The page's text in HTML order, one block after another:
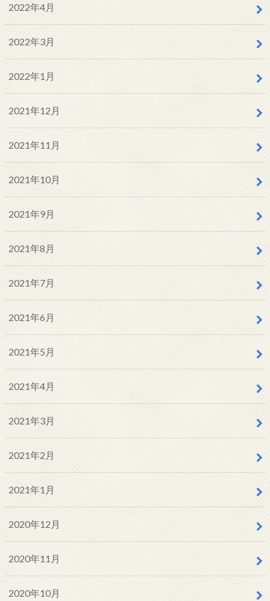
2022年4月
2022年3月
2022年1月
2021年12月
2021年11月
2021年10月
2021年9月
2021年8月
2021年7月
2021年6月
2021年5月
2021年4月
2021年3月
2021年2月
2021年1月
2020年12月
2020年11月
2020年10月